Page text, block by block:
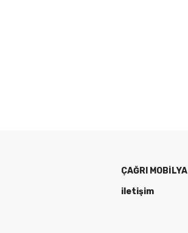
ÇAĞRI MOBILYA
iletişim